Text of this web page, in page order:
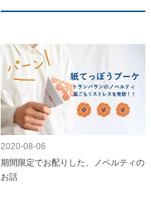
2020-08-06
期間限定でお配りした、ノベルティの
お話